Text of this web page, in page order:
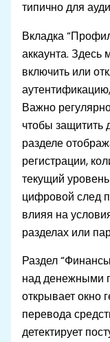
типично для
Вкладка
аккаунта.
включить или
Важно
чтобы защитить
разделе
регистрации,
текущий
цифровой след
влияя на
разделах или
Раздел
над денежными
открывает окно
перевода
детектирует